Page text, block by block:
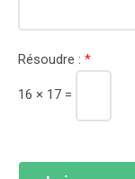
Résoudre : *
16 × 17 =